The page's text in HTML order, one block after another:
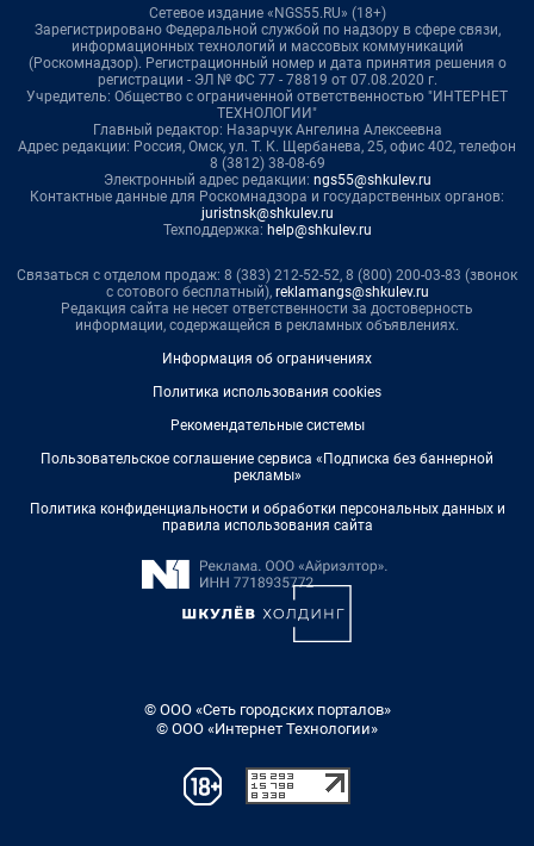
Сетевое издание «NGS55.RU» (18+)
Зарегистрировано Федеральной службой по надзору в сфере связи,
информационных технологий и массовых коммуникаций
(Роскомнадзор). Регистрационный номер и дата принятия решения о
регистрации - ЭЛ № ФС 77 - 78819 от 07.08.2020 г.
Учредитель: Общество с ограниченной ответственностью "ИНТЕРНЕТ
ТЕХНОЛОГИИ"
Главный редактор: Назарчук Ангелина Алексеевна
Адрес редакции: Россия, Омск, ул. Т. К. Щербанева, 25, офис 402, телефон
8 (3812) 38-08-69
Электронный адрес редакции: ngs55@shkulev.ru
Контактные данные для Роскомнадзора и государственных органов:
juristnsk@shkulev.ru
Техподдержка: help@shkulev.ru
Связаться с отделом продаж: 8 (383) 212-52-52, 8 (800) 200-03-83 (звонок
с сотового бесплатный), reklamangs@shkulev.ru
Редакция сайта не несет ответственности за достоверность
информации, содержащейся в рекламных объявлениях.
Информация об ограничениях
Политика использования cookies
Рекомендательные системы
Пользовательское соглашение сервиса «Подписка без баннерной
рекламы»
Политика конфиденциальности и обработки персональных данных и
правила использования сайта
© ООО «Сеть городских порталов»
© ООО «Интернет Технологии»